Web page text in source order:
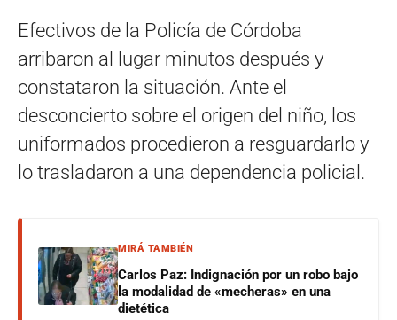
Efectivos de la Policía de Córdoba
arribaron al lugar minutos después y
constataron la situación. Ante el
desconcierto sobre el origen del niño, los
uniformados procedieron a resguardarlo y
lo trasladaron a una dependencia policial.
MIRÁ TAMBIÉN
Carlos Paz: Indignación por un robo bajo
la modalidad de «mecheras» en una
dietética